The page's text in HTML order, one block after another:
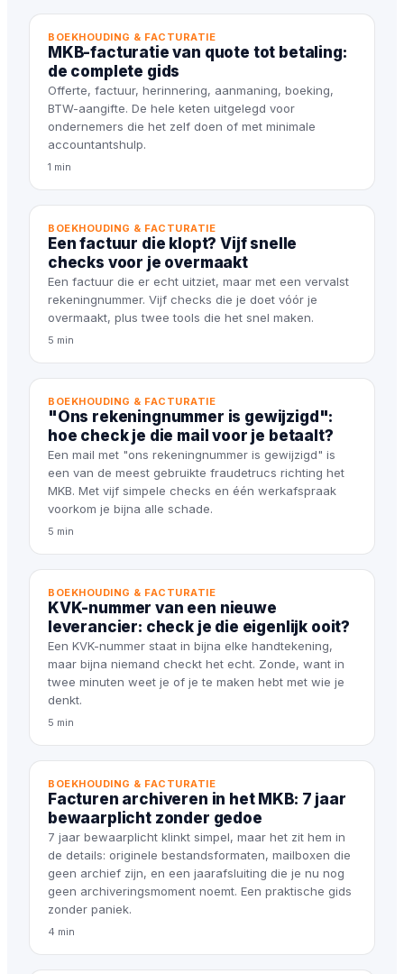
BOEKHOUDING & FACTURATIE
MKB-facturatie van quote tot betaling:
de complete gids
Offerte, factuur, herinnering, aanmaning, boeking,
BTW-aangifte. De hele keten uitgelegd voor
ondernemers die het zelf doen of met minimale
accountantshulp.
1 min
BOEKHOUDING & FACTURATIE
Een factuur die klopt? Vijf snelle
checks voor je overmaakt
Een factuur die er echt uitziet, maar met een vervalst
rekeningnummer. Vijf checks die je doet vóór je
overmaakt, plus twee tools die het snel maken.
5 min
BOEKHOUDING & FACTURATIE
"Ons rekeningnummer is gewijzigd":
hoe check je die mail voor je betaalt?
Een mail met "ons rekeningnummer is gewijzigd" is
een van de meest gebruikte fraudetrucs richting het
MKB. Met vijf simpele checks en één werkafspraak
voorkom je bijna alle schade.
5 min
BOEKHOUDING & FACTURATIE
KVK-nummer van een nieuwe
leverancier: check je die eigenlijk ooit?
Een KVK-nummer staat in bijna elke handtekening,
maar bijna niemand checkt het echt. Zonde, want in
twee minuten weet je of je te maken hebt met wie je
denkt.
5 min
BOEKHOUDING & FACTURATIE
Facturen archiveren in het MKB: 7 jaar
bewaarplicht zonder gedoe
7 jaar bewaarplicht klinkt simpel, maar het zit hem in
de details: originele bestandsformaten, mailboxen die
geen archief zijn, en een jaarafsluiting die je nu nog
geen archiveringsmoment noemt. Een praktische gids
zonder paniek.
4 min